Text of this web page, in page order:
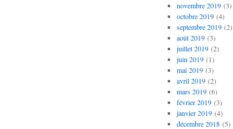
novembre 2019(3)
octobre 2019(4)
septembre 2019(2)
août 2019(3)
juillet 2019(2)
juin 2019(1)
mai 2019(3)
avril 2019(2)
mars 2019(6)
février 2019(3)
janvier 2019(4)
décembre 2018(5)